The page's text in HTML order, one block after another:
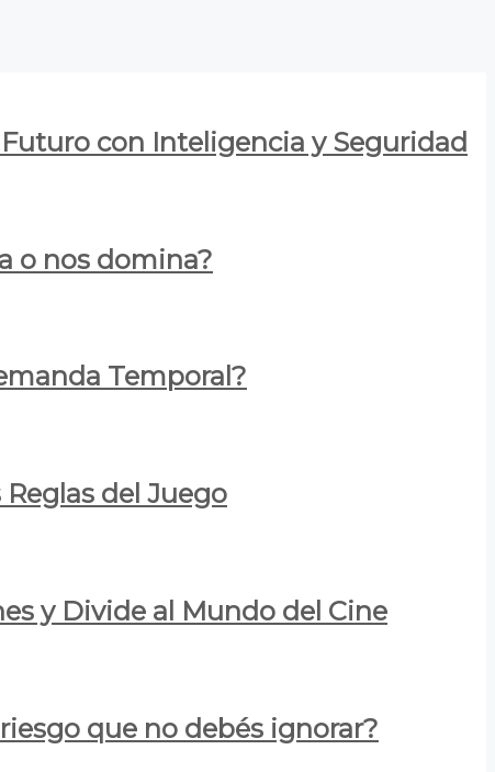
con Inteligencia y Seguridad
o nos domina?
Temporal?
del Juego
y Divide al Mundo del Cine
que no debés ignorar?